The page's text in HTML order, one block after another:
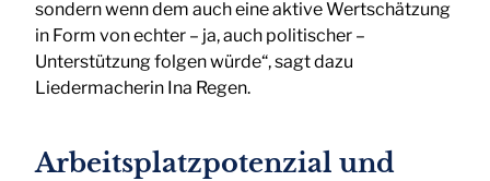
sondern wenn dem auch eine aktive Wertschätzung
in Form von echter – ja, auch politischer –
Unterstützung folgen würde“, sagt dazu
Liedermacherin Ina Regen.
Arbeitsplatzpotenzial und